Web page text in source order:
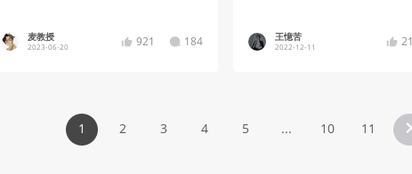
麦教授
2023-06-20 921 184 王憶苦
2022-12-11 21
1 2 3 4 5 ... 10 11